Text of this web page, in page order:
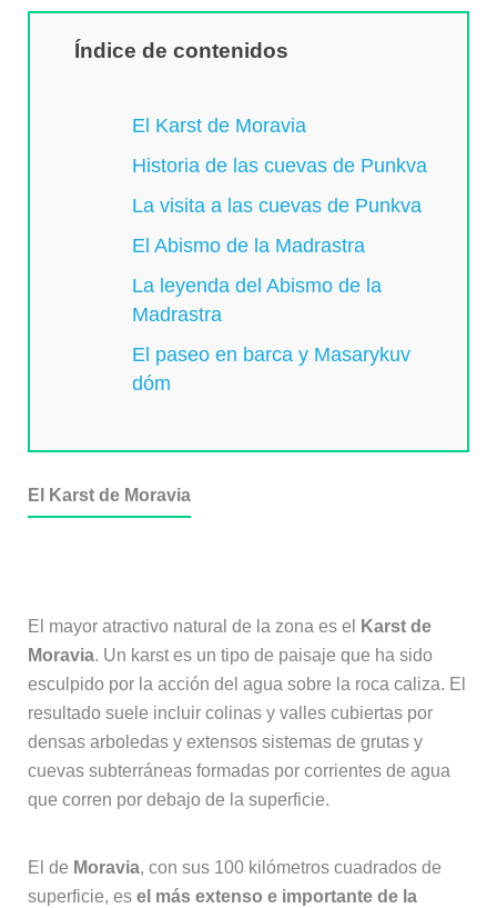
Índice de contenidos
El Karst de Moravia
Historia de las cuevas de Punkva
La visita a las cuevas de Punkva
El Abismo de la Madrastra
La leyenda del Abismo de la
Madrastra
El paseo en barca y Masarykuv
dóm
El Karst de Moravia
El mayor atractivo natural de la zona es el
Karst de
Moravia. Un karst es un tipo de paisaje que ha sido
esculpido por la acción del agua sobre la roca caliza. El
resultado suele incluir colinas y valles cubiertas por
densas arboledas y extensos sistemas de grutas y
cuevas subterráneas formadas por corrientes de agua
que corren por debajo de la superficie.
El de Moravia, con sus 100 kilómetros cuadrados de
superficie, es el más extenso e importante de la